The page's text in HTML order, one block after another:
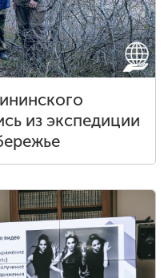
из экспедиции